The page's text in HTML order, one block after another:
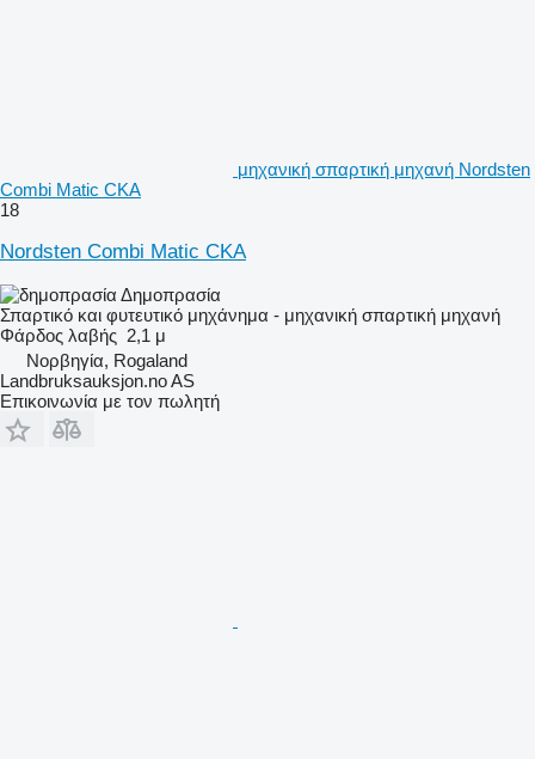
μηχανική σπαρτική μηχανή Nordsten
Combi Matic CKA
18
Nordsten Combi Matic CKA
Δημοπρασία
Σπαρτικό και φυτευτικό μηχάνημα - μηχανική σπαρτική μηχανή
Φάρδος λαβής 2,1 μ
Νορβηγία, Rogaland
Landbruksauksjon.no AS
Επικοινωνία με τον πωλητή